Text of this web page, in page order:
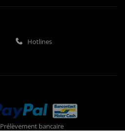
Hotlines
Prélèvement bancaire